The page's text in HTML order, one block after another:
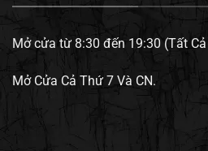
Mở cửa từ 8:30 đến 19:30 (Tất
Mở Cửa Cả Thứ 7 Và CN.